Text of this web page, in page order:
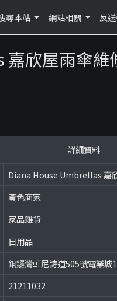
尋本站 網站相關 反
欣屋雨傘維
詳細資料
Diana House Umbrellas 嘉
黃色商家
家品雜貨
日用品
銅鑼灣軒尼詩道505號電業城
21211032